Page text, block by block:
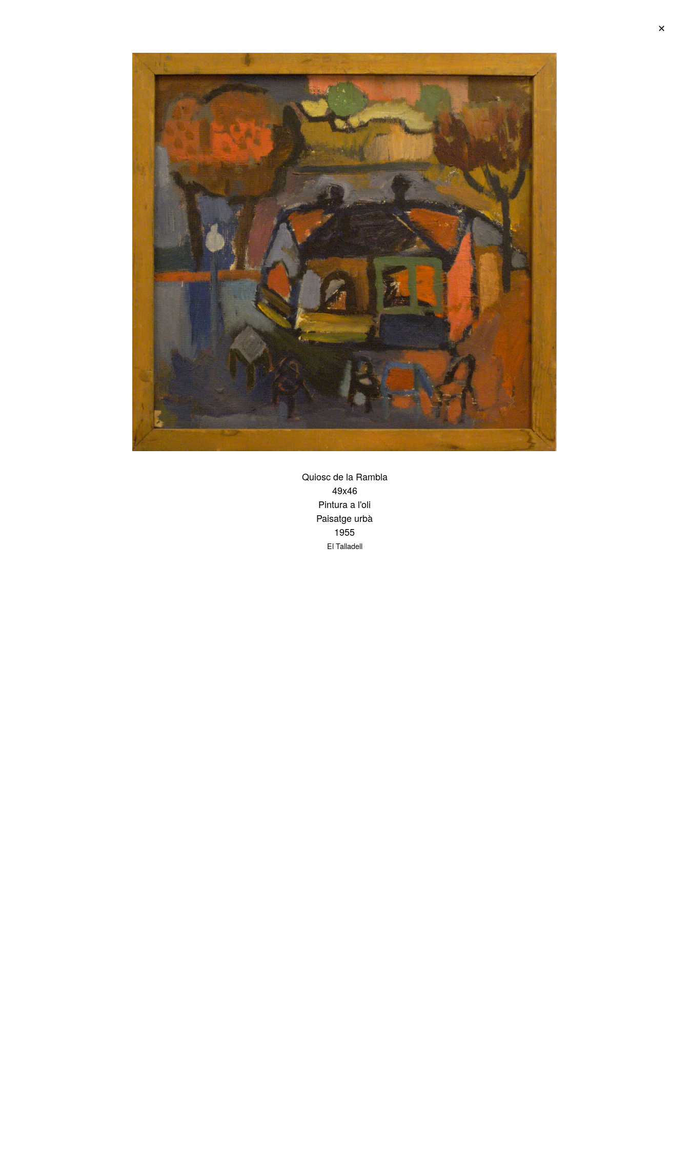
Quiosc de la Rambla
49x46
Pintura a l'oli
Paisatge urbà
1955
El Talladell